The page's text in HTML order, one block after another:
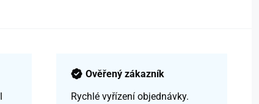
Ověřený zákazník
Rychlé vyřízení objednávky.